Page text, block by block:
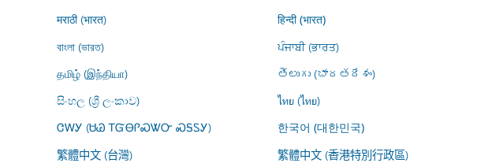
मराठी (भारत)
हिन्दी (भारत)
বাংলা (ভারত)
ਪੰਜਾਬੀ (ਭਾਰਤ)
தமிழ் (இந்தியா)
తెలుగు (భారతదేశం)
සිංහල (ශ්‍රී ලංකාව)
ไทย (ไทย)
ᏣᎳᎩ (ᏌᏊ ᎢᏳᎾᎵᏍᏔᏅ ᏍᎦᏚᎩ)
한국어 (대한민국)
繁體中文 (台灣) 繁體中文 (香港特別行政區)